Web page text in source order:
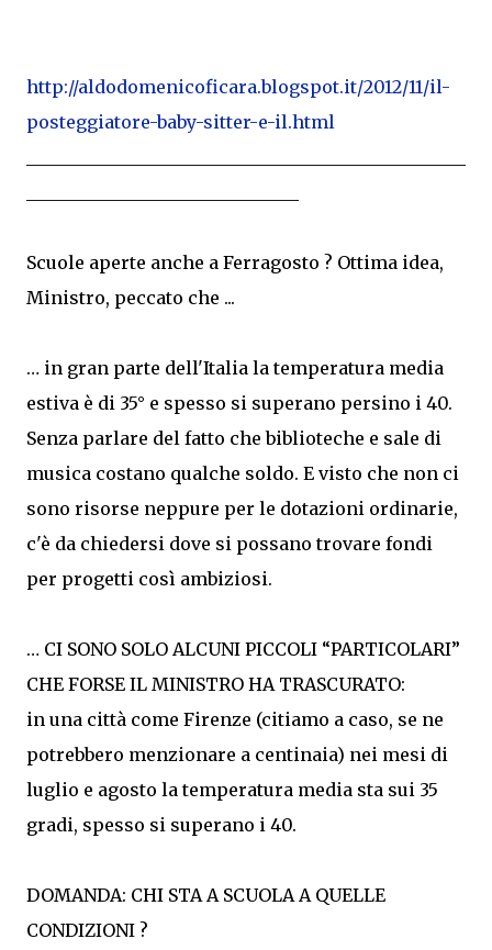
http://aldodomenicoficara.blogspot.it/2012/11/il-
posteggiatore-baby-sitter-e-il.html
Scuole aperte anche a Ferragosto ? Ottima idea,
Ministro, peccato che ...
… in gran parte dell'Italia la temperatura media
estiva è di 35° e spesso si superano persino i 40.
Senza parlare del fatto che biblioteche e sale di
musica costano qualche soldo. E visto che non ci
sono risorse neppure per le dotazioni ordinarie,
c'è da chiedersi dove si possano trovare fondi
per progetti così ambiziosi.
… CI SONO SOLO ALCUNI PICCOLI “PARTICOLARI”
CHE FORSE IL MINISTRO HA TRASCURATO:
in una città come Firenze (citiamo a caso, se ne
potrebbero menzionare a centinaia) nei mesi di
luglio e agosto la temperatura media sta sui 35
gradi, spesso si superano i 40.
DOMANDA: CHI STA A SCUOLA A QUELLE
CONDIZIONI ?